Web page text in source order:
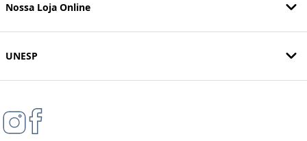
Nossa Loja Online
UNESP